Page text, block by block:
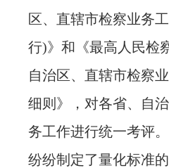
区、直辖市检察业务
行)》和《最高人民检
自治区、直辖市检察
细则》，对各省、自
务工作进行统一考评
纷纷制定了量化标准